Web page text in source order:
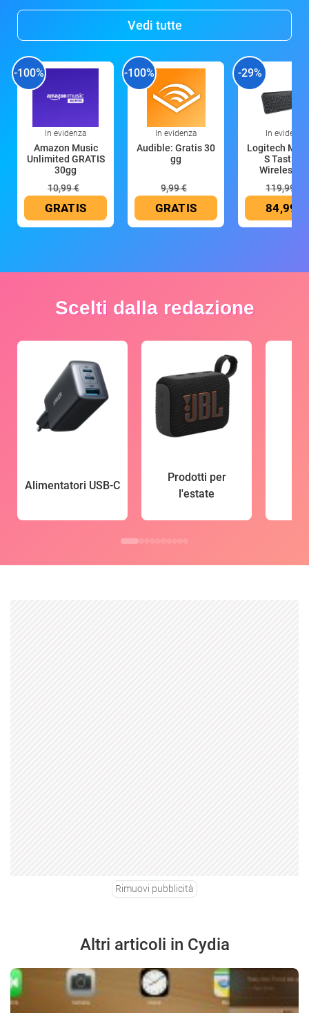
Vedi tutte
-100%
In evidenza
Amazon Music
Unlimited GRATIS
30gg
10,99 €
GRATIS
-100%
In evidenza
Audible: Gratis 30
gg
9,99 €
GRATIS
-29%
In evidenza
Logitech MX
S Tastiera
Wireless
119,99 €
84,99 €
Scelti dalla redazione
Alimentatori USB-C
Prodotti per
l'estate
Rimuovi pubblicità
Altri articoli in Cydia